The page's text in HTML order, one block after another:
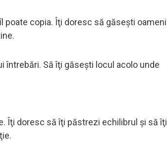
poate copia. Îţi doresc să găseşti oameni
întrebări. Să îţi găseşti locul acolo unde
Îţi doresc să îţi păstrezi echilibrul şi să îţi